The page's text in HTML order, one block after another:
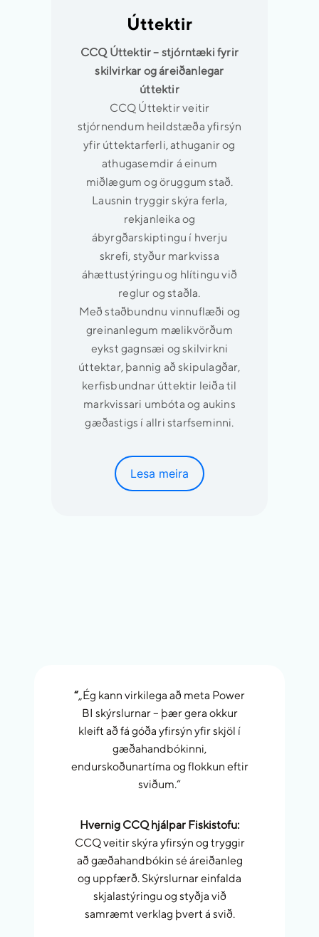
Úttektir
CCQ Úttektir – stjórntæki fyrir
skilvirkar og áreiðanlegar
úttektir
CCQ Úttektir veitir
stjórnendum heildstæða yfirsýn
yfir úttektarferli, athuganir og
athugasemdir á einum
miðlægum og öruggum stað.
Lausnin tryggir skýra ferla,
rekjanleika og
ábyrgðarskiptingu í hverju
skrefi, styður markvissa
áhættustýringu og hlítingu við
reglur og staðla.
Með staðbundnu vinnuflæði og
greinanlegum mælikvörðum
eykst gagnsæi og skilvirkni
úttektar, þannig að skipulagðar,
kerfisbundnar úttektir leiða til
markvissari umbóta og aukins
gæðastigs í allri starfseminni.
Lesa meira
“„Ég kann virkilega að meta Power
BI skýrslurnar – þær gera okkur
kleift að fá góða yfirsýn yfir skjöl í
gæðahandbókinni,
endurskoðunartíma og flokkun eftir
sviðum.“
Hvernig CCQ hjálpar Fiskistofu:
CCQ veitir skýra yfirsýn og tryggir
að gæðahandbókin sé áreiðanleg
og uppfærð. Skýrslurnar einfalda
skjalastýringu og styðja við
samræmt verklag þvert á svið.